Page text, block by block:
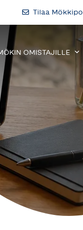
Tilaa
OMISTAJILLE